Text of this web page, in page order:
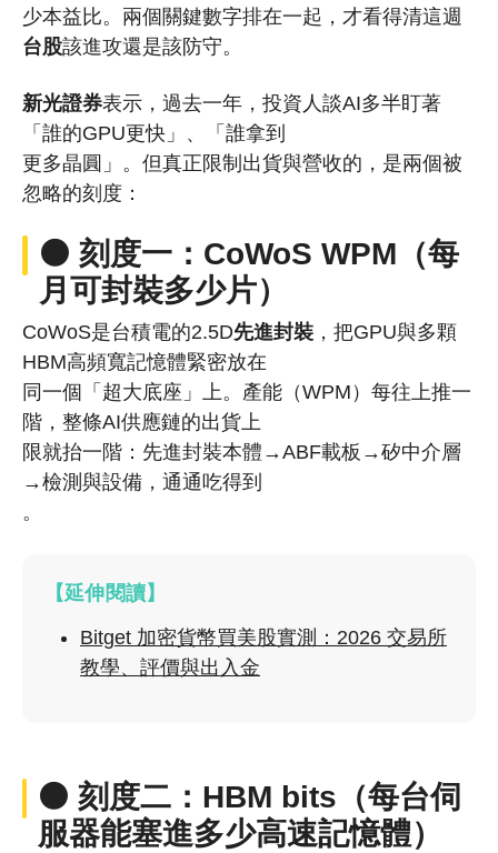
少本益比。兩個關鍵數字排在一起，才看得清這週
台股該進攻還是該防守。
新光證券表示，過去一年，投資人談AI多半盯著
「誰的GPU更快」、「誰拿到
更多晶圓」。但真正限制出貨與營收的，是兩個被
忽略的刻度：
⚫ 刻度一：CoWoS WPM（每
月可封裝多少片）
CoWoS是台積電的2.5D先進封裝 ，把GPU與多顆
HBM高頻寬記憶體緊密放在
同一個「超大底座」上。產能（WPM）每往上推一
階，整條AI供應鏈的出貨上
限就抬一階：先進封裝本體→ABF載板→矽中介層
→檢測與設備，通通吃得到
。
【延伸閱讀】
Bitget 加密貨幣買美股實測：2026 交易所
教學、評價與出入金
⚫ 刻度二：HBM bits（每台伺
服器能塞進多少高速記憶體）